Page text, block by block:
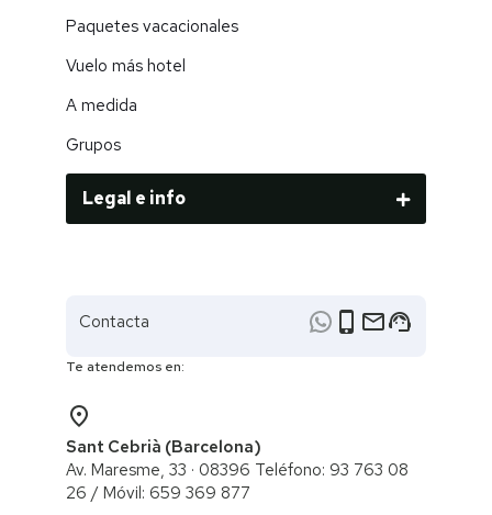
Paquetes vacacionales
Vuelo más hotel
A medida
Grupos
Legal e info
Contacta phone_iphone emailsupport_agent
Te atendemos en:
place
Sant Cebrià (Barcelona)
Av. Maresme, 33 · 08396 Teléfono: 93 763 08
26 / ​Móvil: 659 369 877